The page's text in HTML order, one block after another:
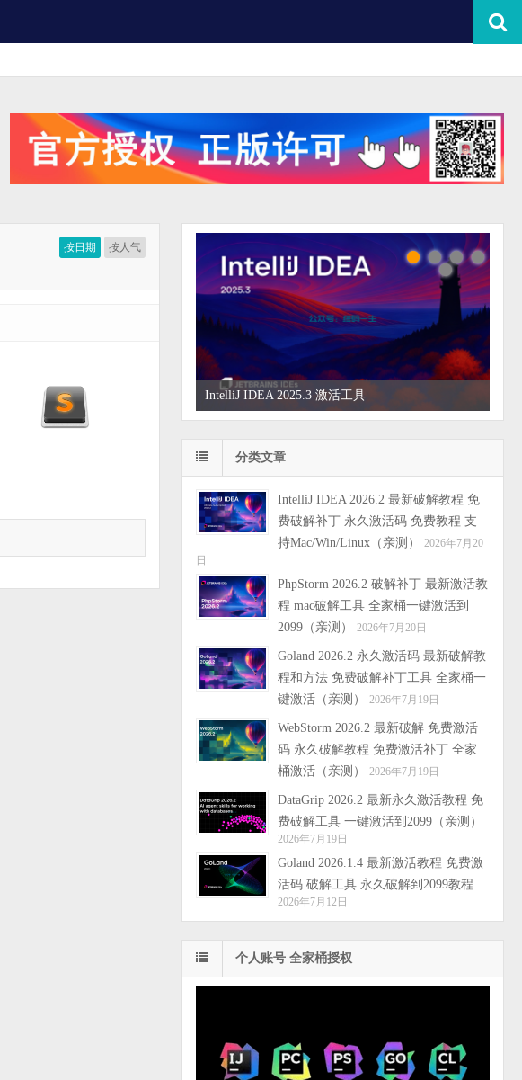
按日期 按人气
IntelliJ IDEA 2025.3 激活工具
分类文章
IntelliJ IDEA 2026.2 最新破解教程 免
费破解补丁 永久激活码 免费教程 支
持Mac/Win/Linux（亲测）
2026年7月20
日
PhpStorm 2026.2 破解补丁 最新激活教
程 mac破解工具 全家桶一键激活到
2099（亲测）
2026年7月20日
Goland 2026.2 永久激活码 最新破解教
程和方法 免费破解补丁工具 全家桶一
键激活（亲测）
2026年7月19日
WebStorm 2026.2 最新破解 免费激活
码 永久破解教程 免费激活补丁 全家
桶激活（亲测）
2026年7月19日
DataGrip 2026.2 最新永久激活教程 免
费破解工具 一键激活到2099（亲测）
2026年7月19日
Goland 2026.1.4 最新激活教程 免费激
活码 破解工具 永久破解到2099教程
2026年7月12日
个人账号 全家桶授权